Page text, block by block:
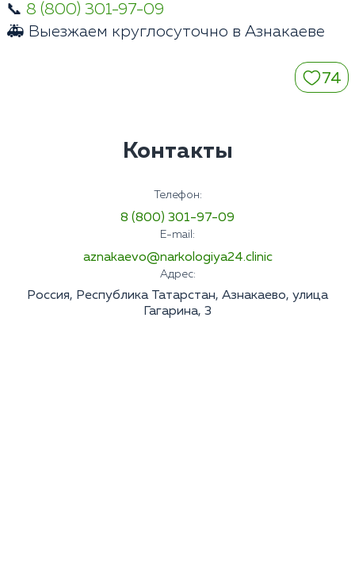
📞 8 (800) 301-97-09
🚑 Выезжаем круглосуточно в Азнакаеве
74
Контакты
Телефон:
8 (800) 301-97-09
E-mail:
aznakaevo@narkologiya24.clinic
Адрес:
Россия, Республика Татарстан, Азнакаево, улица
Гагарина, 3